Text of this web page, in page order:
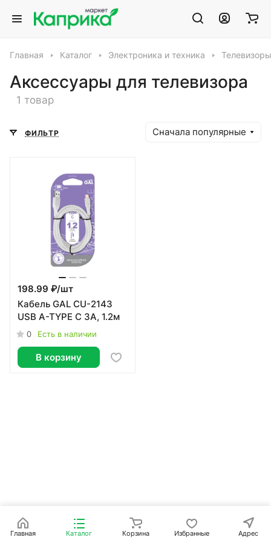
Главная Каталог Электроника и техника
Аксессуары для телевизора
1 товар
ФИЛЬТР Сначала популярные
198.99 ₽/шт
Кабель GAL CU-2143
USB A-TYPE C 3А, 1.2м
0 Есть в наличии
В корзину
Главная Каталог Корзина Избранные Адрес